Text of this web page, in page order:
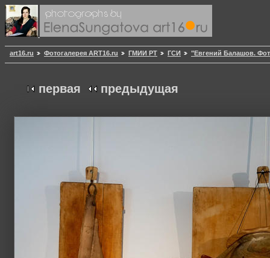
art16.ru Фотогалерея ART16.ru ГМИИ РТ ГСИ "Евгений Балашов.
первая предыдущая